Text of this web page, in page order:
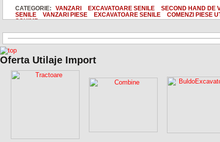
CATEGORIE: VANZARI EXCAVATOARE SENILE
SECOND HAND DE
SENILE
VANZARI PIESE EXCAVATOARE SENILE
COMENZI PIESE
SCHIMB
Oferta Utilaje Import